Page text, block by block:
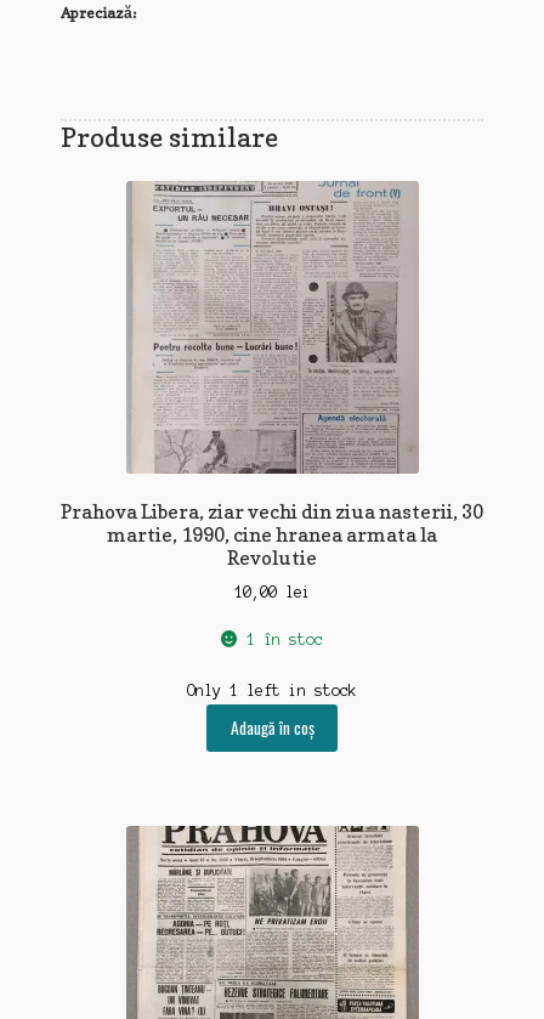
Apreciază:
Produse similare
Prahova Libera, ziar vechi din ziua nasterii, 30
martie, 1990, cine hranea armata la
Revolutie
10,00 lei
1 în stoc
Only 1 left in stock
Adaugă în coș